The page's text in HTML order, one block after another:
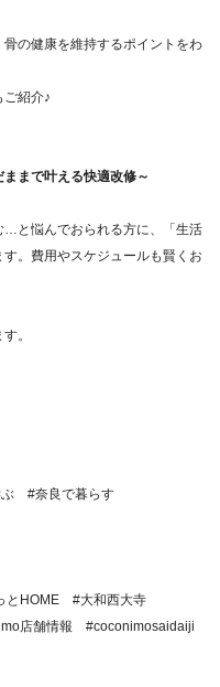
の健康を維持するポイントをわ
紹介♪
まで叶える快適改修～
…と悩んでおられる方に、「生活
。費用やスケジュールも賢くお
。
#奈良で暮らす
とHOME #大和西大寺
店舗情報 #coconimosaidaiji